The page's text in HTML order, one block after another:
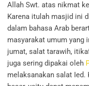
Allah Swt. atas nikmat
Karena itulah masjid ini
dalam bahasa Arab
masyarakat umum yang
jumat, salat tarawih,
juga sering dipakai oleh
melaksanakan salat